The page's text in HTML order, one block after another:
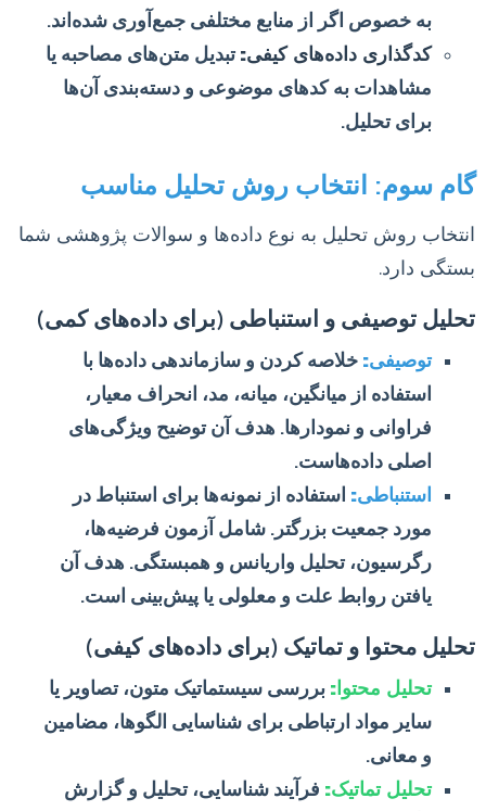
به خصوص اگر از منابع مختلفی جمع‌آوری شده‌اند.
کدگذاری داده‌های کیفی: تبدیل متن‌های مصاحبه یا
مشاهدات به کدهای موضوعی و دسته‌بندی آن‌ها
برای تحلیل.
گام سوم: انتخاب روش تحلیل مناسب
انتخاب روش تحلیل به نوع داده‌ها و سوالات پژوهشی شما
بستگی دارد.
تحلیل توصیفی و استنباطی (برای داده‌های کمی)
توصیفی: خلاصه کردن و سازماندهی داده‌ها با
استفاده از میانگین، میانه، مد، انحراف معیار،
فراوانی و نمودارها. هدف آن توضیح ویژگی‌های
اصلی داده‌هاست.
استنباطی: استفاده از نمونه‌ها برای استنباط در
مورد جمعیت بزرگتر. شامل آزمون فرضیه‌ها،
رگرسیون، تحلیل واریانس و همبستگی. هدف آن
یافتن روابط علت و معلولی یا پیش‌بینی است.
تحلیل محتوا و تماتیک (برای داده‌های کیفی)
تحلیل محتوا: بررسی سیستماتیک متون، تصاویر یا
سایر مواد ارتباطی برای شناسایی الگوها، مضامین
و معانی.
تحلیل تماتیک: فرآیند شناسایی، تحلیل و گزارش